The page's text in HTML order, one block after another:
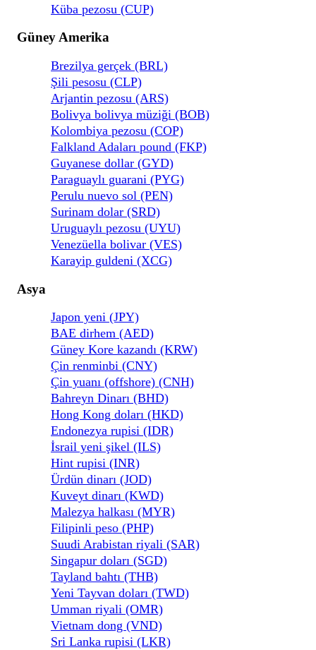
Küba pezosu (CUP)
Güney Amerika
Brezilya gerçek (BRL)
Şili pesosu (CLP)
Arjantin pezosu (ARS)
Bolivya bolivya müziği (BOB)
Kolombiya pezosu (COP)
Falkland Adaları pound (FKP)
Guyanese dollar (GYD)
Paraguaylı guarani (PYG)
Perulu nuevo sol (PEN)
Surinam dolar (SRD)
Uruguaylı pezosu (UYU)
Venezüella bolivar (VES)
Karayip guldeni (XCG)
Asya
Japon yeni (JPY)
BAE dirhem (AED)
Güney Kore kazandı (KRW)
Çin renminbi (CNY)
Çin yuanı (offshore) (CNH)
Bahreyn Dinarı (BHD)
Hong Kong doları (HKD)
Endonezya rupisi (IDR)
İsrail yeni şikel (ILS)
Hint rupisi (INR)
Ürdün dinarı (JOD)
Kuveyt dinarı (KWD)
Malezya halkası (MYR)
Filipinli peso (PHP)
Suudi Arabistan riyali (SAR)
Singapur doları (SGD)
Tayland bahtı (THB)
Yeni Tayvan doları (TWD)
Umman riyali (OMR)
Vietnam dong (VND)
Sri Lanka rupisi (LKR)